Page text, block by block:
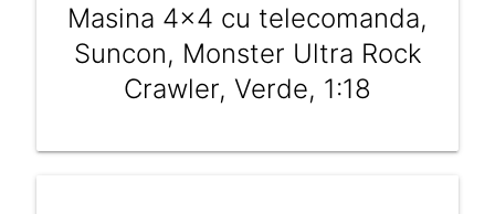
Masina 4x4 cu telecomanda,
Suncon, Monster Ultra Rock
Crawler, Verde, 1:18